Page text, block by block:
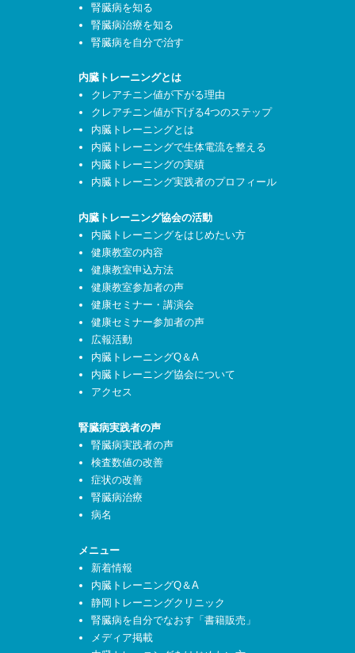
腎臓病を知る
腎臓病治療を知る
腎臓病を自分で治す
内臓トレーニングとは
クレアチニン値が下がる理由
クレアチニン値が下げる4つのステップ
内臓トレーニングとは
内臓トレーニングで生体電流を整える
内臓トレーニングの実績
内臓トレーニング実践者のプロフィール
内臓トレーニング協会の活動
内臓トレーニングをはじめたい方
健康教室の内容
健康教室申込方法
健康教室参加者の声
健康セミナー・講演会
健康セミナー参加者の声
広報活動
内臓トレーニングQ＆A
内臓トレーニング協会について
アクセス
腎臓病実践者の声
腎臓病実践者の声
検査数値の改善
症状の改善
腎臓病治療
病名
メニュー
新着情報
内臓トレーニングQ＆A
静岡トレーニングクリニック
腎臓病を自分でなおす「書籍販売」
メディア掲載